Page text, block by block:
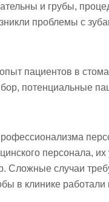
и грубы,
проблемы с
пациентов в
потенциальные
персонала,
Сложные случаи
в клинике